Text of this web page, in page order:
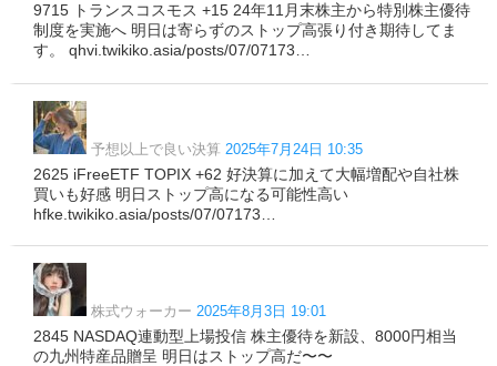
9715 トランスコスモス +15 24年11月末株主から特別株主優待
制度を実施へ 明日は寄らずのストップ高張り付き期待してま
す。 qhvi.twikiko.asia/posts/07/07173…
予想以上で良い決算 2025年7月24日 10:35
2625 iFreeETF TOPIX +62 好決算に加えて大幅増配や自社株
買いも好感 明日ストップ高になる可能性高い
hfke.twikiko.asia/posts/07/07173…
株式ウォーカー 2025年8月3日 19:01
2845 NASDAQ連動型上場投信 株主優待を新設、8000円相当
の九州特産品贈呈 明日はストップ高だ〜〜